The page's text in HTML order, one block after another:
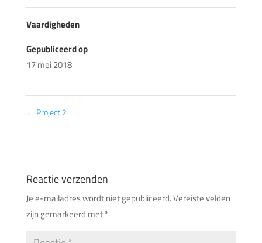
Vaardigheden
Gepubliceerd op
17 mei 2018
← Project 2
Reactie verzenden
Je e-mailadres wordt niet gepubliceerd.Vereiste velden
zijn gemarkeerd met*